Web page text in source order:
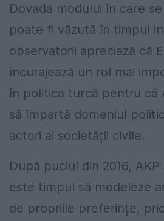
Dovada modului în care
poate fi văzută în timpul
observatorii apreciază că
încurajează un rol mai
în politica turcă pentru că
să împartă domeniul
actori ai societății civile.
După puciul din 2016,
este timpul să modeleze
de propriile preferințe,